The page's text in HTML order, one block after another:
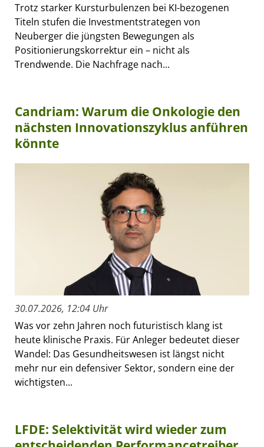
Trotz starker Kursturbulenzen bei KI-bezogenen
Titeln stufen die Investmentstrategen von
Neuberger die jüngsten Bewegungen als
Positionierungskorrektur ein – nicht als
Trendwende. Die Nachfrage nach...
Candriam: Warum die Onkologie den
nächsten Innovationszyklus anführen
könnte
30.07.2026, 12:04 Uhr
Was vor zehn Jahren noch futuristisch klang ist
heute klinische Praxis. Für Anleger bedeutet dieser
Wandel: Das Gesundheitswesen ist längst nicht
mehr nur ein defensiver Sektor, sondern eine der
wichtigsten...
LFDE: Selektivität wird wieder zum